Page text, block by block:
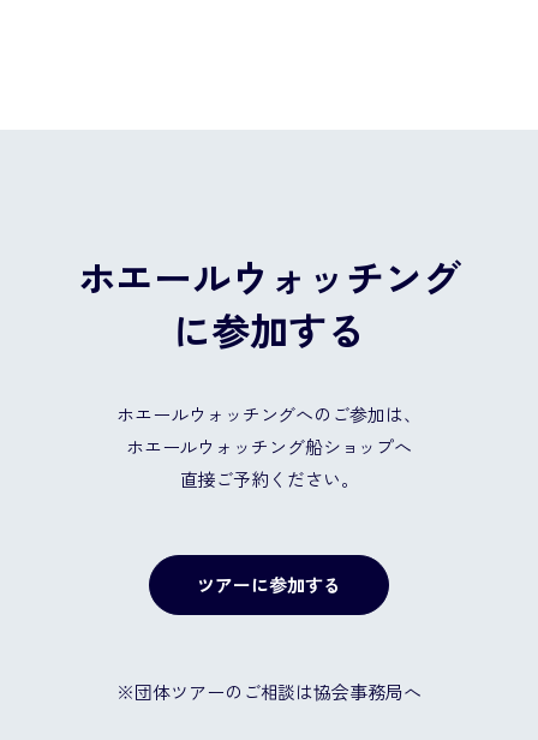
ホエールウォッチング
に参加する
ホエールウォッチングへのご参加は、
ホエールウォッチング船ショップへ
直接ご予約ください。
ツアーに参加する
※団体ツアーのご相談は協会事務局へ